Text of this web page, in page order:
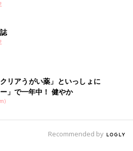
リアうがい薬」といっしょに
ー」で一年中！ 健やか
Recommended by